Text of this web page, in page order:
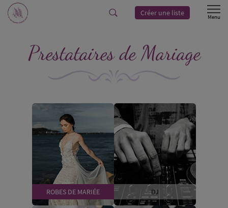
Créer une liste
Prestataires de Mariage
ROBES DE MARIÉE DJ